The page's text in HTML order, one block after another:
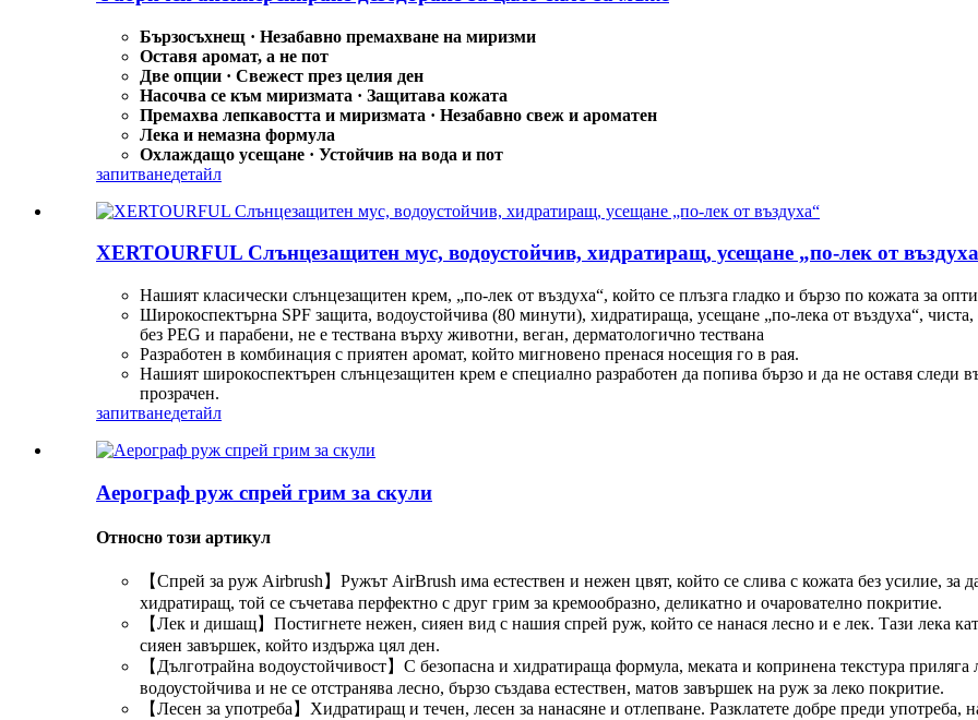
Бързосъхнещ · Незабавно премахване на миризми
Оставя аромат, а не пот
Две опции · Свежест през целия ден
Насочва се към миризмата · Защитава кожата
Премахва лепкавостта и миризмата · Незабавно свеж и ароматен
Лека и немазна формула
Охлаждащо усещане · Устойчив на вода и пот
запитванедетайл
XERTOURFUL Слънцезащитен мус, водоустойчив, хидратиращ, усещане „по-лек от
Нашият класически слънцезащитен крем, „по-лек от въздуха“, който се плъзга гладко и бързо по кожата за
Широкоспектърна SPF защита, водоустойчива (80 минути), хидратираща, усещане „по-лека от въздуха“,
без PEG и парабени, не е тествана върху животни, веган, дерматологично тествана
Разработен в комбинация с приятен аромат, който мигновено пренася носещия го в рая.
Нашият широкоспектърен слънцезащитен крем е специално разработен да попива бързо и да не оставя следи
прозрачен.
запитванедетайл
Аерограф руж спрей грим за скули
Относно този артикул
【Спрей за руж Airbrush】Ружът AirBrush има естествен и нежен цвят, който се слива с кожата без усилие, за
хидратиращ, той се съчетава перфектно с друг грим за кремообразно, деликатно и очарователно покритие.
【Лек и дишащ】Постигнете нежен, сияен вид с нашия спрей руж, който се нанася лесно и е лек. Тази лека
сияен завършек, който издържа цял ден.
【Дълготрайна водоустойчивост】С безопасна и хидратираща формула, меката и копринена текстура приляга
водоустойчива и не се отстранява лесно, бързо създава естествен, матов завършек на руж за леко покритие.
【Лесен за употреба】Хидратиращ и течен, лесен за нанасяне и отлепване. Разклатете добре преди употреба,